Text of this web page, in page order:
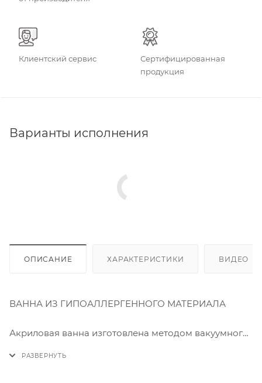
Клиентский сервис
Сертифицированная
продукция
Варианты исполнения
ОПИСАНИЕ ХАРАКТЕРИСТИКИ ВИДЕО
ВАННА ИЗ ГИПОАЛЛЕРГЕННОГО МАТЕРИАЛА
Акриловая ванна изготовлена методом вакуумного